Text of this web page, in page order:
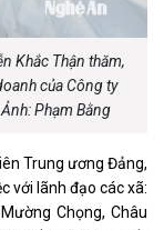
Khắc Thận thăm,
của Công ty
Phạm Bằng
Trung ương Đảng,
với lãnh đạo các xã:
Chọng, Châu